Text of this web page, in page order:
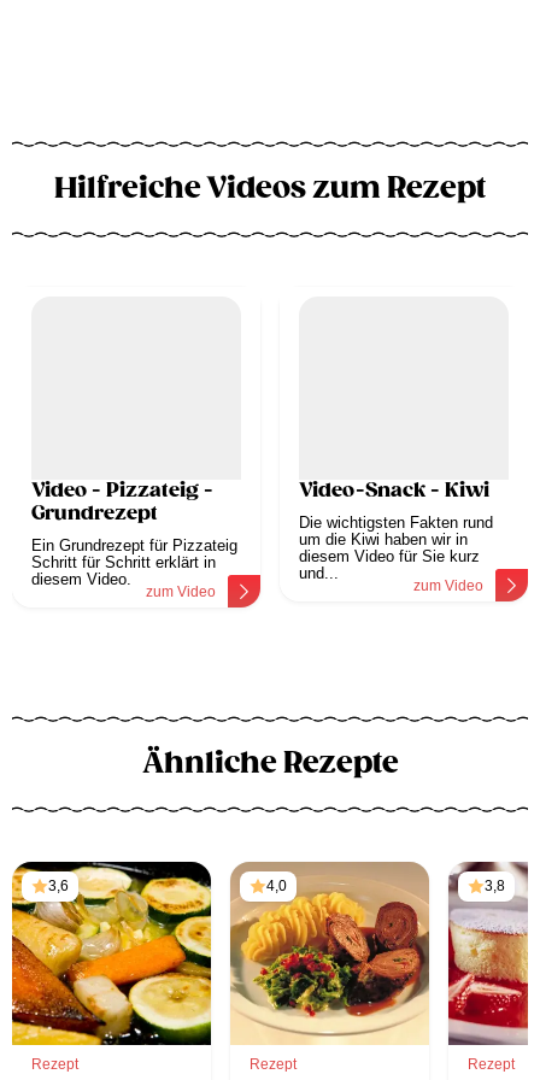
Hilfreiche Videos zum Rezept
Video - Pizzateig -
Grundrezept
Ein Grundrezept für Pizzateig
Schritt für Schritt erklärt in
diesem Video.
zum Video
Video-Snack - Kiwi
Die wichtigsten Fakten rund
um die Kiwi haben wir in
diesem Video für Sie kurz
und...
zum Video
Ähnliche Rezepte
3,6
Rezept
4,0
Rezept
3,8
Rezept